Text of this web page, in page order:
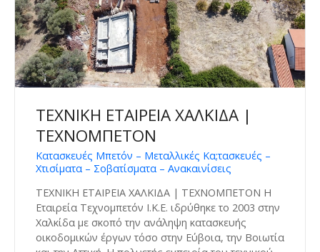
ΤΕΧΝΙΚΗ ΕΤΑΙΡΕΙΑ ΧΑΛΚΙΔΑ |
ΤΕΧΝΟΜΠΕΤΟΝ
Κατασκευές Μπετόν – Μεταλλικές Κα;τασκευές –
Χτισίματα – Σοβατίσματα – Ανακαινίσεις
ΤΕΧΝΙΚΗ ΕΤΑΙΡΕΙΑ ΧΑΛΚΙΔΑ | ΤΕΧΝΟΜΠΕΤΟΝ Η
Εταιρεία Τεχνομπετόν Ι.Κ.Ε. ιδρύθηκε το 2003 στην
Χαλκίδα με σκοπό την ανάληψη κατασκευής
οικοδομικών έργων τόσο στην Εύβοια, την Βοιωτία